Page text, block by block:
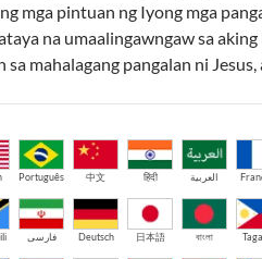
mga pintuan ng Iyong mga
na umaalingawngaw sa aking
sa mahalagang pangalan ni Jesus,
Português 中文 हिंदी العربية
فارسی Deutsch 日本語 বাংলা